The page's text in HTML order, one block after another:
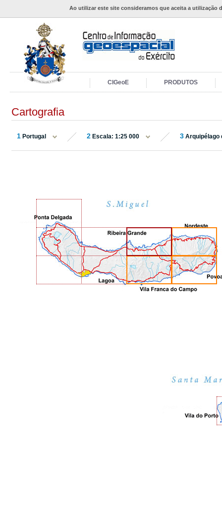
Ao utilizar este site consideramos que aceita a utilização
CIGeoE PRODUTOS
Cartografia
1 Portugal 2 Escala: 1:25 000 3 Arquipélago